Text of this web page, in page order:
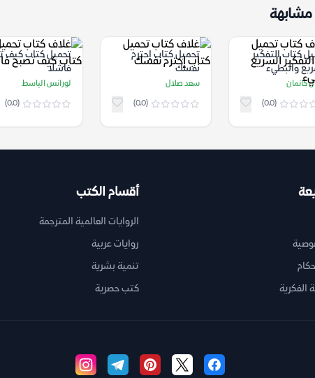
كتاب التفكير
والبطيء
كانمان
(0.0)
تحميل كتاب إحترم
نفسك
سعد صلال
(0.0)
تحميل كتاب كيف
فاشلا
لورانس الباسط
(0.0)
الفكرية
أقسام الكتب
الروايات العالمية المترجمة
روايات عربية
تنمية بشرية
كتب حصرية